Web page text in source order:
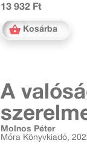
13 932 Ft
Kosárba
A
Czene
Molnos Péter
Móra Könyvkiadó,